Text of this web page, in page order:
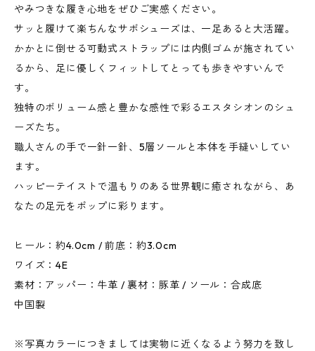
やみつきな履き心地をぜひご実感ください。
サッと履けて楽ちんなサボシューズは、一足あると大活躍。
かかとに倒せる可動式ストラップには内側ゴムが施されてい
るから、足に優しくフィットしてとっても歩きやすいんで
す。
独特のボリューム感と豊かな感性で彩るエスタシオンのシュ
ーズたち。
職人さんの手で一針一針、5層ソールと本体を手縫いしてい
ます。
ハッピーテイストで温もりのある世界観に癒されながら、あ
なたの足元をポップに彩ります。
ヒール：約4.0cm / 前底：約3.0cm
ワイズ：4E
素材：アッパー：牛革 / 裏材：豚革 / ソール：合成底
中国製
※写真カラーにつきましては実物に近くなるよう努力を致し